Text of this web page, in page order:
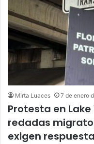
Mirta Luaces 7 de enero
Protesta en
redadas
exigen